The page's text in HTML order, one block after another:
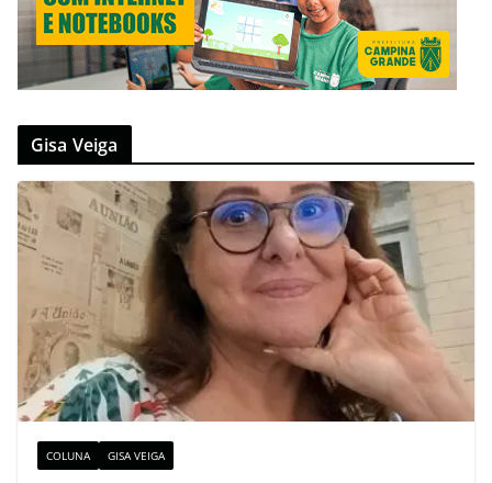
Gisa Veiga
COLUNA GISA VEIGA